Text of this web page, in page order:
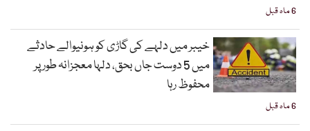
6 ماہ قبل
6 ماہ قبل
خیبر میں دلہے کی گاڑی کو ہونیوالے حادثے
میں 5 دوست جاں بحق، دلہا معجزانہ طور پر
محفوظ رہا